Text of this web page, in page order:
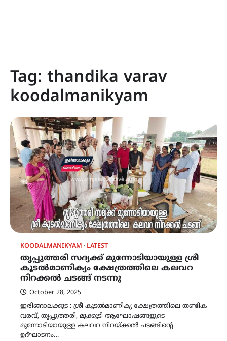
Tag: thandika varav
koodalmanikyam
KOODALMANIKYAM LATEST
തൃപ്പുത്തരി സദ്യക്ക് മുന്നോടിയായുള്ള ശ്രീ
കൂടൽമാണിക്യം ക്ഷേത്രത്തിലെ കലവറ
നിറക്കൽ ചടങ്ങ് നടന്നു
October 28, 2025
ഇരിങ്ങാലക്കുട : ശ്രീ കൂടൽമാണിക്യ ക്ഷേത്രത്തിലെ തണ്ടിക
വരവ്, തൃപ്പുത്തരി, മുക്കൂടി ആഘോഷങ്ങളുടെ
മുന്നോടിയായുള്ള കലവറ നിറയ്ക്കൽ ചടങ്ങിന്റെ
ഉദ്‌ഘാടനം…